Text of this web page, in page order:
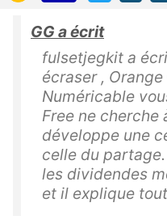
GG a écrit
fulsetjegkit a
écraser ,
Numéricable
Free ne cherche
développe une
celle du
les dividendes
et il explique